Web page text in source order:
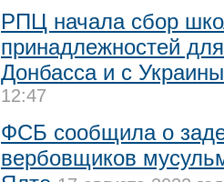
РПЦ начала сбор
принадлежностей
Донбасса и с Украины
12:47
ФСБ сообщила о
вербовщиков